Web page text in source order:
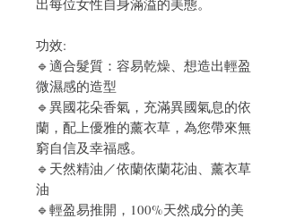
功效:
🔹適合髮質：容易乾燥、想造出輕盈
微濕感的造型
🔹異國花朵香氣，充滿異國氣息的依
蘭，配上優雅的薰衣草，為您帶來無
窮自信及幸福感。
🔹天然精油／依蘭依蘭花油、薰衣草
油
🔹輕盈易推開，100%天然成分的美